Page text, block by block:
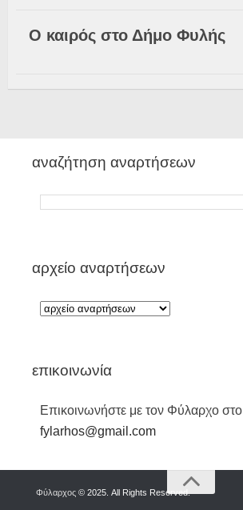
Ο καιρός στο Δήμο Φυλής
αναζήτηση αναρτήσεων
αρχείο αναρτήσεων
επικοινωνία
Επικοινωνήστε με τον Φύλαρχο στο
fylarhos@gmail.com
Φύλαρχος © 2025. All Rights Reserved.